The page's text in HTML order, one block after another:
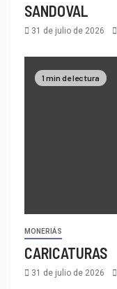
SANDOVAL
31 de julio de 2026
1 min de lectura
MONERIÁS
CARICATURAS
31 de julio de 2026